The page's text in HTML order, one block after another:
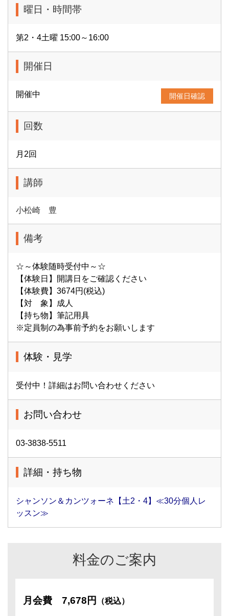
曜日・時間帯
第2・4土曜 15:00～16:00
開催日
開催中 開催日確認
回数
月2回
講師
小松崎 豊
備考
☆～体験随時受付中～☆
【体験日】開講日をご確認ください
【体験費】3674円(税込)
【対 象】成人
【持ち物】筆記用具
※定員制の為事前予約をお願いします
体験・見学
受付中！詳細はお問い合わせください
お問い合わせ
03-3838-5511
詳細・持ち物
シャンソン＆カンツォーネ【土2・4】≪30分個人レ
ッスン≫
料金のご案内
月会費 7,678円 （税込）